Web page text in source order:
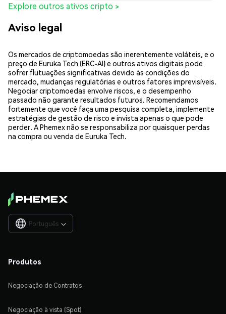
Explore outros ativos cripto >
Aviso legal
Os mercados de criptomoedas são inerentemente voláteis, e o
preço de Euruka Tech (ERC-AI) e outros ativos digitais pode
sofrer flutuações significativas devido às condições do
mercado, mudanças regulatórias e outros fatores imprevisíveis.
Negociar criptomoedas envolve riscos, e o desempenho
passado não garante resultados futuros. Recomendamos
fortemente que você faça uma pesquisa completa, implemente
estratégias de gestão de risco e invista apenas o que pode
perder. A Phemex não se responsabiliza por quaisquer perdas
na compra ou venda de Euruka Tech.
Português 
Produtos
Negociação de Contratos
Negociação à vista (Spot)